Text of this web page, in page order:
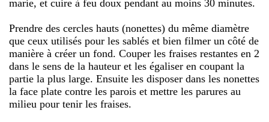
marie, et cuire à feu doux pendant au moins 30 minutes.
Prendre des cercles hauts (nonettes) du même diamètre
que ceux utilisés pour les sablés et bien filmer un côté de
manière à créer un fond. Couper les fraises restantes en 2
dans le sens de la hauteur et les égaliser en coupant la
partie la plus large. Ensuite les disposer dans les nonettes
la face plate contre les parois et mettre les parures au
milieu pour tenir les fraises.